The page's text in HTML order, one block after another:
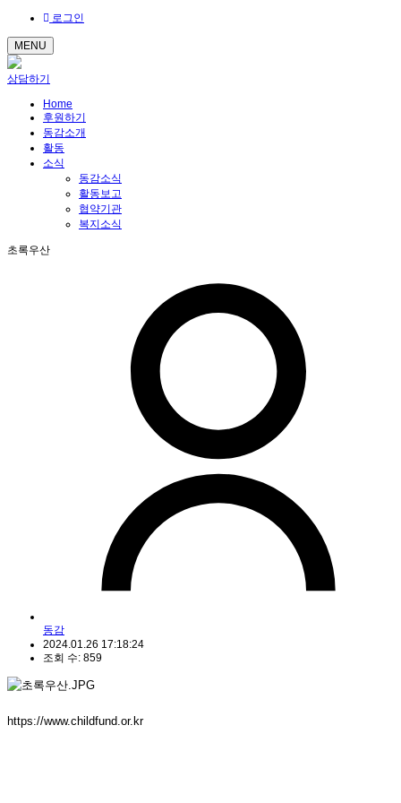
로그인
MENU
상담하기
Home
후원하기
동감소개
활동
소식
동감소식
활동보고
협약기관
복지소식
초록우산
동감
2024.01.26 17:18:24
조회 수: 859
https://www.childfund.or.kr